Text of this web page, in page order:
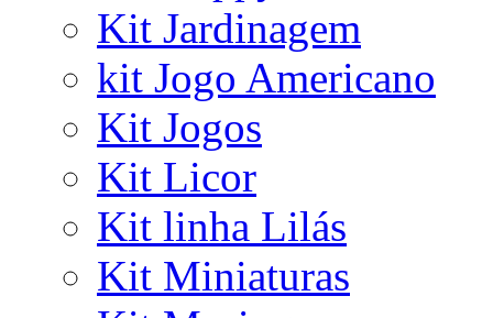
Kit Jardinagem
kit Jogo Americano
Kit Jogos
Kit Licor
Kit linha Lilás
Kit Miniaturas